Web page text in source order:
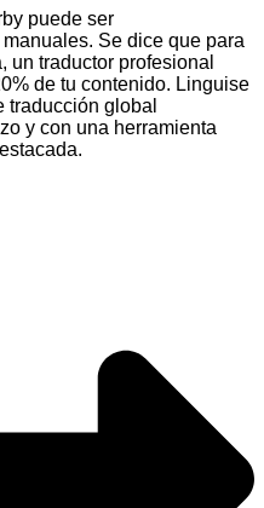
puede ser
Se dice que para
un traductor profesional
de tu contenido. Linguise
traducción global
y con una herramienta